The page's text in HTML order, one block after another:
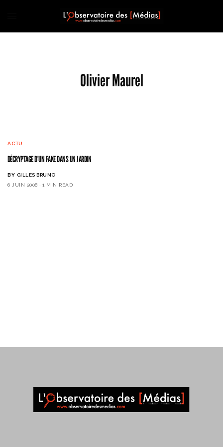
Olivier Maurel
ACTU
DÉCRYPTAGE D’UN FAKE DANS UN JARDIN
BY GILLES BRUNO
6 JUIN 2008
1 MIN READ